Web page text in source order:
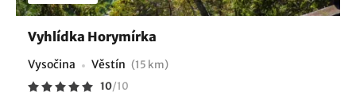
Vyhlídka Horymírka
Vysočina Věstín (15 km)
10/10